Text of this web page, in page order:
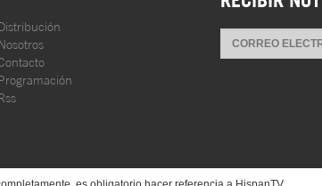
Distribución
Nosotros
Programación
Rss